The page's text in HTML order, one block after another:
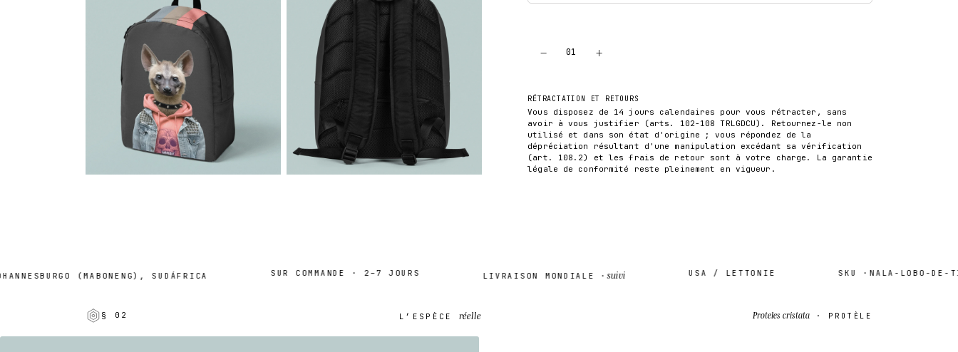
− 01 +
RÉTRACTATION ET RETOURS
Vous disposez de 14 jours calendaires pour vous rétracter, sans
avoir à vous justifier (arts. 102-108 TRLGDCU). Retournez-le non
utilisé et dans son état d'origine ; vous répondez de la
dépréciation résultant d'une manipulation excédant sa vérification
(art. 108.2) et les frais de retour sont à votre charge. La garantie
légale de conformité reste pleinement en vigueur.
(MABONENG), SUDÁFRICA SUR COMMANDE · 2–7 JOURS LIVRAISON MONDIALE ·suivi USA / LETTONIE SKU ·NALA-LOBO-DE-
§ 02 L’ESPÈCEréelle Proteles cristata · PROTÈLE